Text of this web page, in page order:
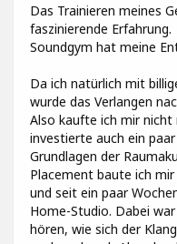
Das Trainieren meines
faszinierende Erfahrung.
Soundgym hat meine
Da ich natürlich mit
wurde das Verlangen
Also kaufte ich mir nicht
investierte auch ein
Grundlagen der
Placement baute ich
und seit ein paar
Home-Studio. Dabei
hören, wie sich der